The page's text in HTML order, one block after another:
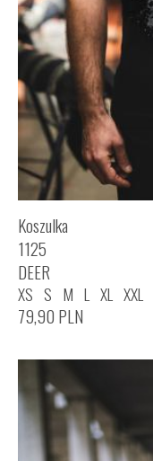
Koszulka
1125
DEER
XS S M L XL XXL
79,90 PLN